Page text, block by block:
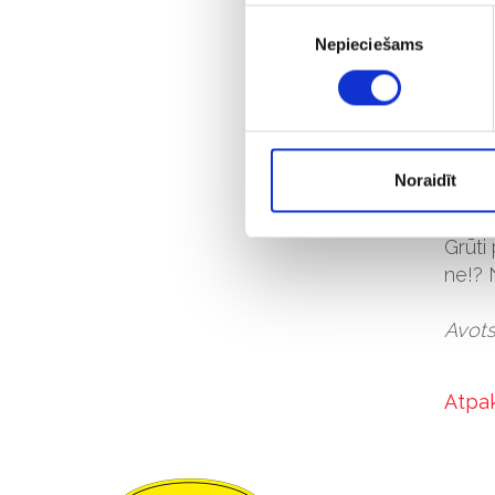
Nepieciešams
Noraidīt
Šis
pa
Grūti
ne!?